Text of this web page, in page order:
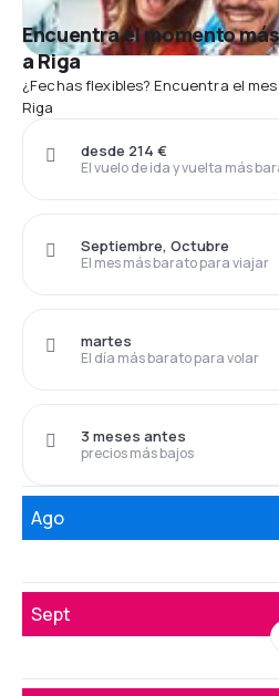
Encuentra el momento
a Riga
¿Fechas flexibles? Encuentra el
Riga
El vuelo de ida y vuelta más
desde 214 €
El mes más barato para viajar
Septiembre, Octubre
El día más barato para volar
martes
precios más bajos
3 meses antes
Ago
Sept